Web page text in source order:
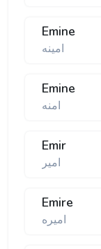
Emine
امینه
Emine
امنه
Emir
امیر
Emire
امیره